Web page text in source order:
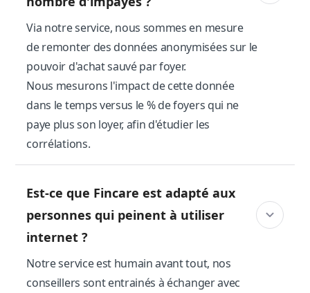
Via notre service, nous sommes en mesure
de remonter des données anonymisées sur le
pouvoir d'achat sauvé par foyer.
Nous mesurons l'impact de cette donnée
dans le temps versus le % de foyers qui ne
paye plus son loyer, afin d'étudier les
corrélations.
Est-ce que Fincare est adapté aux
personnes qui peinent à utiliser
internet ?
Notre service est humain avant tout, nos
conseillers sont entrainés à échanger avec